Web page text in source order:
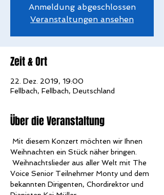
Anmeldung abgeschlossen
Veranstaltungen ansehen
Zeit & Ort
22. Dez. 2019, 19:00
Fellbach, Fellbach, Deutschland
Über die Veranstaltung
Mit diesem Konzert möchten wir Ihnen
Weihnachten ein Stück näher bringen.
Weihnachtslieder aus aller Welt mit The
Voice Senior Teilnehmer Monty und dem
bekannten Dirigenten, Chordirektor und